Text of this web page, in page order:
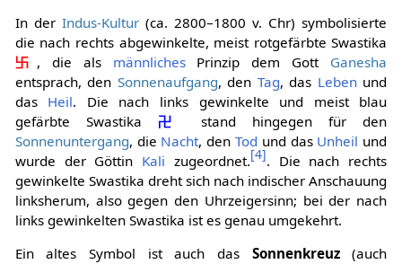
In der Indus-Kultur(ca. 2800–1800 v. Chr) symbolisierte
die nach rechts abgewinkelte, meist rotgefärbte Swastika
卐 , die als männlichesPrinzip dem Gott Ganesha
entsprach, den Sonnenaufgang, den Tag, das Lebenund
das Heil. Die nach links gewinkelte und meist blau
gefärbte Swastika 卍
stand hingegen für den
Sonnenuntergang, die Nacht, denTod und das Unheil und
wurde der Göttin Kali zugeordnet.[4]. Die nach rechts
gewinkelte Swastika dreht sich nach indischer Anschauung
linksherum, also gegen den Uhrzeigersinn; bei der nach
links gewinkelten Swastika ist es genau umgekehrt.
Ein altes Symbol ist auch das Sonnenkreuz(auch